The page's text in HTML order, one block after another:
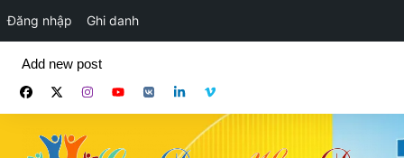
Đăng nhập Ghi danh
phần
Add new post